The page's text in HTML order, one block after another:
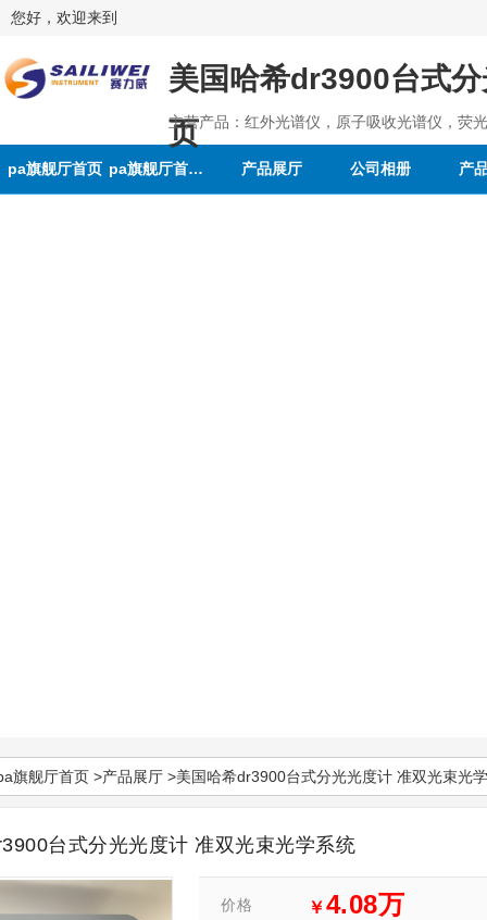
您好，欢迎来到
美国哈希dr3900台式
页
主营产品：红外光谱仪，原子吸收光谱仪，荧
pa旗舰厅首页 pa旗舰厅首页的介绍 产品展厅 公司相册 产
旗舰厅首页 >产品展厅 >美国哈希dr3900台式分光光度计 准双光束光
台式分光光度计 准双光束光学系统
价格 ￥4.08万